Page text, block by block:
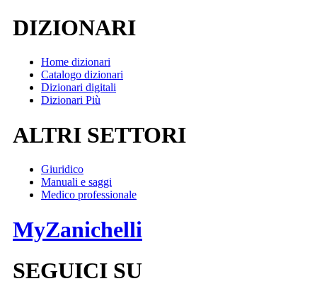
DIZIONARI
Home dizionari
Catalogo dizionari
Dizionari digitali
Dizionari Più
ALTRI SETTORI
Giuridico
Manuali e saggi
Medico professionale
MyZanichelli
SEGUICI SU